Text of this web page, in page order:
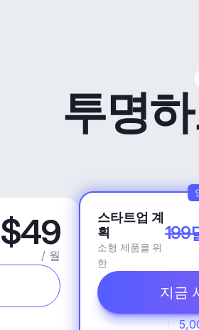
투명
$49
/ 월
스타트업 계
획
소형 제품을 위
한
199
지금